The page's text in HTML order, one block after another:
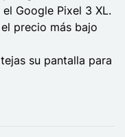
el Google Pixel 3 XL.
precio más bajo
su pantalla para